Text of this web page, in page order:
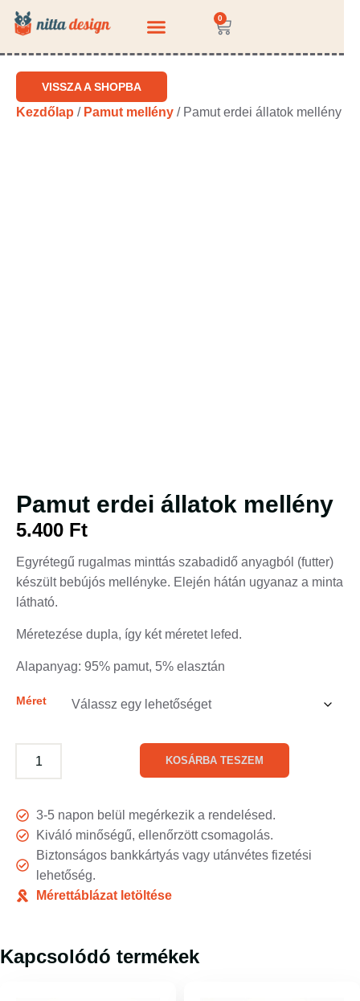
0
VISSZA A SHOPBA
Kezdőlap / Pamut mellény / Pamut erdei állatok mellény
Pamut erdei állatok mellény
5.400 Ft
Egyrétegű rugalmas minttás szabadidő anyagból (futter)
készült bebújós mellényke. Elején hátán ugyanaz a minta
látható.
Méretezése dupla, így két méretet lefed.
Alapanyag: 95% pamut, 5% elasztán
Méret
KOSÁRBA TESZEM
3-5 napon belül megérkezik a rendelésed.
Kiváló minőségű, ellenőrzött csomagolás.
Biztonságos bankkártyás vagy utánvétes fizetési
lehetőség.
Mérettáblázat letöltése
Kapcsolódó termékek